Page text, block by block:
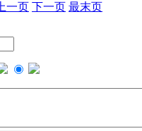
上一页 下一页 最末页